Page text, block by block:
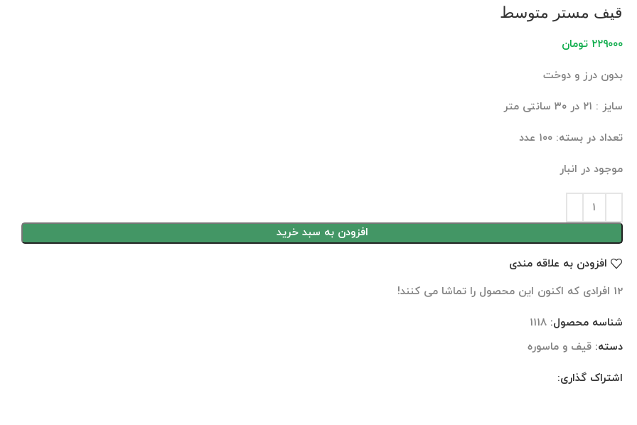
قیف مستر متوسط
۲۲۹۰۰۰ تومان
بدون درز و دوخت
سایز : ۲۱ در ۳۰ سانتی متر
تعداد در بسته: ۱۰۰ عدد
موجود در انبار
افزودن به سبد خرید
افزودن به علاقه مندی
12 افرادی که اکنون این محصول را تماشا می کنند!
شناسه محصول: 1118
دسته: قیف و ماسوره
اشتراک گذاری: